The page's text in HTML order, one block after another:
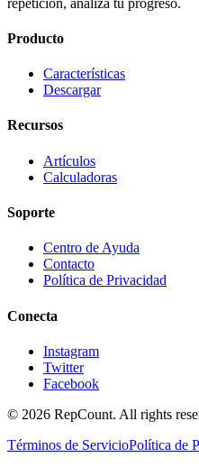
Producto
Características
Descargar
Recursos
Artículos
Calculadoras
Soporte
Centro de Ayuda
Contacto
Política de Privacidad
Conecta
Instagram
Twitter
Facebook
© 2026 RepCount. All rights
Términos de ServicioPolítica de